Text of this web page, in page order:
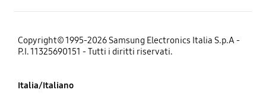
Copyright© 1995-2026 Samsung Electronics Italia S.p.A -
P.I. 11325690151 - Tutti i diritti riservati.
Italia/Italiano